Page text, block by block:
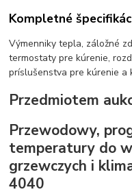
Kompletné
Výmenniky tepla, záložné
termostaty pre kúrenie,
príslušenstva pre kúrenie a
Przedmiotem
Przewodowy,
temperatury do
grzewczych i
4040